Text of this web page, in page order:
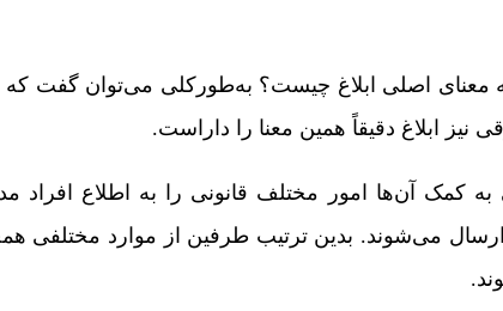
معنای اصلی ابلاغ چیست؟ به‌طورکلی می‌توان گفت که
ابلاغ دقیقاً همین معنا را داراست.
کمک آن‌ها امور مختلف قانونی را به اطلاع افراد
می‌شوند. بدین ترتیب طرفین از موارد مختلفی